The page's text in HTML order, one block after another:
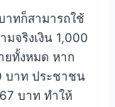
าทก็สามารถใช้
จริงเงิน 1,000
ยทั้งหมด หาก
บาท ประชาชน
บาท ทำให้